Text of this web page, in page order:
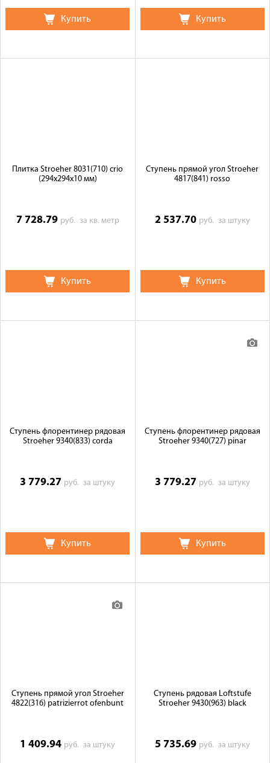
Купить Купить
Плитка Stroeher 8031(710) crio
(294х294х10 мм)
7 728.79 руб. за кв. метр
Купить
Ступень прямой угол Stroeher
4817(841) rosso
2 537.70 руб. за штуку
Купить
Ступень флорентинер рядовая
Stroeher 9340(833) corda
3 779.27 руб.за штуку
Купить
Ступень флорентинер рядовая
Stroeher 9340(727) pinar
3 779.27 руб. за штуку
Купить
Ступень прямой угол Stroeher
4822(316) patrizierrot ofenbunt
1 409.94 руб.за штуку
Ступень рядовая Loftstufe
Stroeher 9430(963) black
5 735.69 руб. за штуку